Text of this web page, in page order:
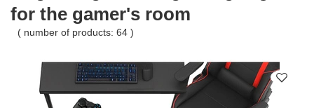
for the gamer's room
( number of products: 64 )